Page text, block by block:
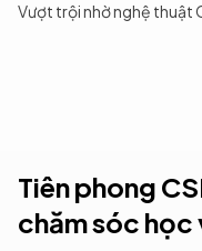
Vượt trội nhờ nghệ thuật
Trợ giảng AI
Tiên phong
chăm sóc học